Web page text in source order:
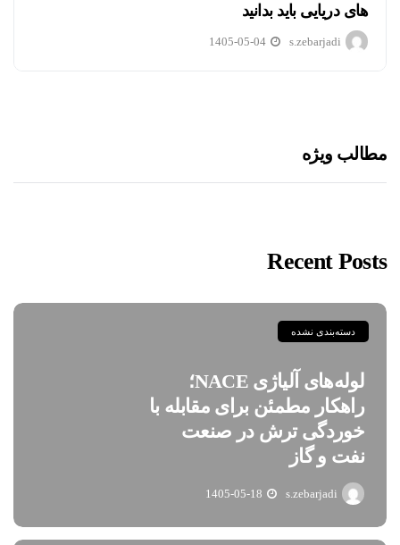
های دریایی باید بدانید
s.zebarjadi
1405-05-04
مطالب ویژه
Recent Posts
دسته‌بندی نشده
لوله‌های آلیاژی NACE؛
راهکار مطمئن برای مقابله با
خوردگی ترش در صنعت
نفت و گاز
s.zebarjadi
1405-05-18